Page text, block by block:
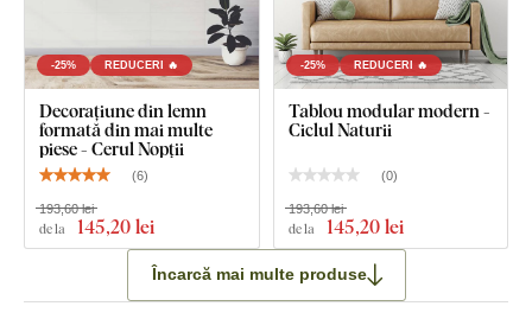
Ce este inclus în pachet?
Decorațiune din lemn 3 piese - Ginkgo Biloba
Notă: Dimensiunile date sunt dimensiunile după fixarea pe
perete conform ilustrației.
-25% REDUCERI 🔥
Decorațiune din lemn
formată din mai multe
piese - Cerul Nopții
(6)
de la 145,20 lei
193,60 lei
-25% REDUCERI 🔥
Tablou modular modern -
Ciclul Naturii
(0)
de la 145,20 lei
193,60 lei
Încarcă mai multe produse